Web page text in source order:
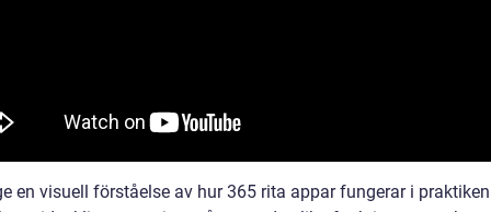
en visuell förståelse av hur 365 rita appar fungerar i